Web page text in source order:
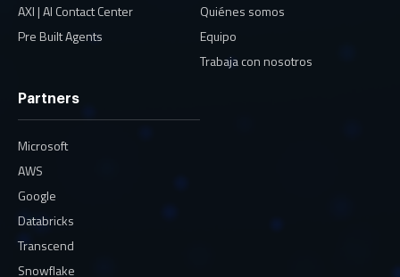
AXI | AI Contact Center
Pre Built Agents
Quiénes somos
Equipo
Trabaja con nosotros
Partners
Microsoft
AWS
Google
Databricks
Transcend
Snowflake